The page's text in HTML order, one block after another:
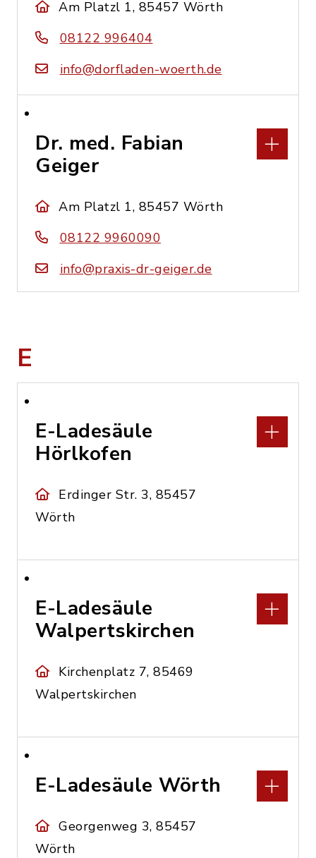
Am Platzl 1, 85457 Wörth
08122 996404
info@dorfladen-woerth.de
Dr. med. Fabian
Geiger
Am Platzl 1, 85457 Wörth
08122 9960090
info@praxis-dr-geiger.de
E
E-Ladesäule
Hörlkofen
Erdinger Str. 3, 85457
Wörth
E-Ladesäule
Walpertskirchen
Kirchenplatz 7, 85469
Walpertskirchen
E-Ladesäule Wörth
Georgenweg 3, 85457
Wörth